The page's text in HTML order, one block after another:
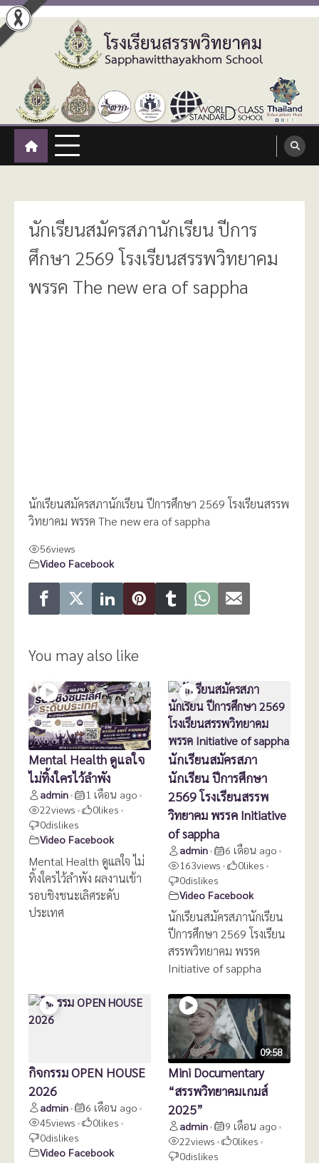
Skip
to
content
โรงเรียนสรรพวิทยาคม
:: โรงเรียนสรรพวิทยาคม อำเภอแม่สอด จังหวัดตาก ::
Sapphawitthayakhom School
นักเรียนสมัครสภานักเรียน ปีการ
ศึกษา 2569 โรงเรียนสรรพวิทยาคม
พรรค The new era of sappha
นักเรียนสมัครสภานักเรียน ปีการศึกษา 2569 โรงเรียนสรรพ
วิทยาคม พรรค The new era of sappha
56views
Video Facebook
You may also like
Mental Health ดูแลใจ
ไม่ทิ้งใครไว้ลำพัง
admin• 1 เดือน ago •
22views • 0likes •
0dislikes
Video Facebook
Mental Health ดูแลใจ ไม่
ทิ้งใครไว้ลำพัง ผลงานเข้า
รอบชิงชนะเลิศระดับ
ประเทศ
นักเรียนสมัครสภา
นักเรียน ปีการศึกษา
2569 โรงเรียนสรรพ
วิทยาคม พรรค Initiative
of sappha
admin• 6 เดือน ago •
163views • 0likes •
0dislikes
Video Facebook
นักเรียนสมัครสภานักเรียน
ปีการศึกษา 2569 โรงเรียน
สรรพวิทยาคม พรรค
Initiative of sappha
กิจกรรม OPEN HOUSE
2026
admin• 6 เดือน ago •
45views • 0likes •
0dislikes
Video Facebook
09:58
Mini Documentary
“สรรพวิทยาคมเกมส์
2025”
admin• 9 เดือน ago •
22views • 0likes •
0dislikes